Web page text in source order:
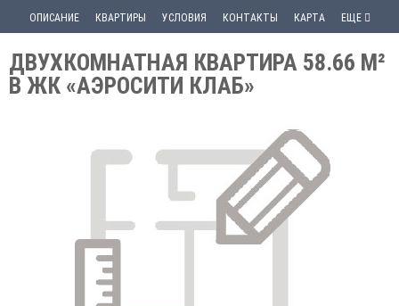
ОПИСАНИЕ КВАРТИРЫ УСЛОВИЯ КОНТАКТЫ КАРТА ЕЩЕ
ДВУХКОМНАТНАЯ КВАРТИРА 58.66 М²
В ЖК «АЭРОСИТИ КЛАБ»